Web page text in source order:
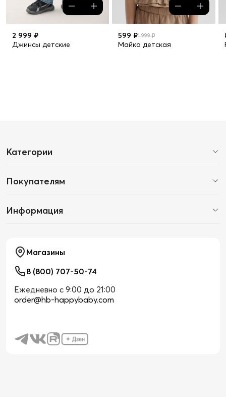
2 999 ₽
Джинсы детские
599 ₽1 999 ₽
Майка детская
Категории
Покупателям
Информация
Магазины
8 (800) 707-50-74
Ежедневно с 9:00 до 21:00
order@hb-happybaby.com